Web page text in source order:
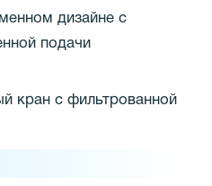
дизайне с
подачи
кран с фильтрованной